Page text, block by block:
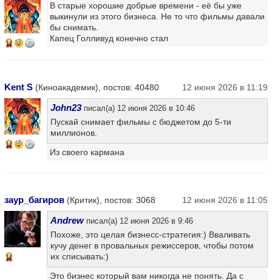
14
В старые хорошие добрые времени - её бы уже
выкинули из этого бизнеса. Не то что фильмы давали
бы снимать.
Капец Голливуд конечно стал
Kent S (Киноакадемик), постов: 40480 12 июня 2026 в 11:19
14
John23писал(а) 12 июня 2026 в 10:46
Пускай снимает фильмы с бюджетом до 5-ти
миллионов.
Из своего кармана
заур_багиров (Критик), постов: 3068 12 июня 2026 в 11:05
14
Andrewписал(а) 12 июня 2026 в 9:46
Похоже, это целая бизнесс-стратегия:) Вваливать
кучу денег в провальных режиссеров, чтобы потом
их списывать:)
Это бизнес который вам никогда не понять. Да с